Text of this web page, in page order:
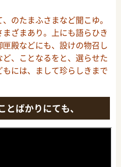
のたまふさまなど聞こゆ。
ざまあり。上にも語らひき
殿などにも、設けの物召し
、ことなるをと、選らせた
には、まして珍らしきまで
ばかりにても、